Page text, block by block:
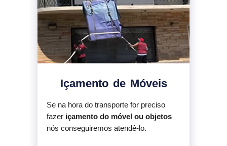
Içamento de Móveis
Se na hora do transporte for preciso
fazer içamento do móvel ou objetos
nós conseguiremos atendê-lo.